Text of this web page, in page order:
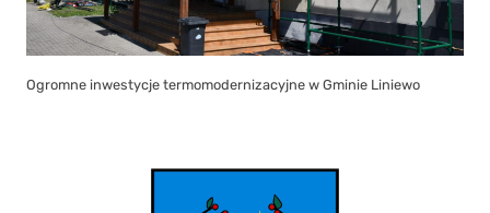
Ogromne inwestycje termomodernizacyjne w Gminie Liniewo